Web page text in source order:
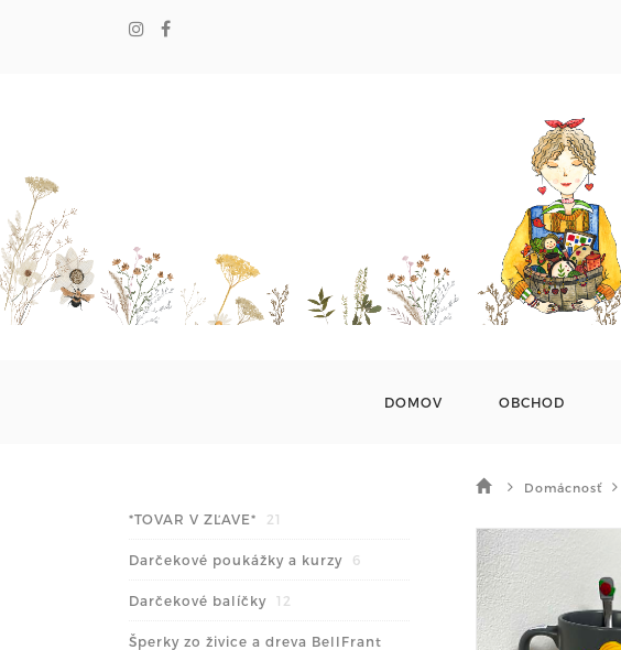
DOMOV OBCHOD
*TOVAR V ZĽAVE* 21
Darčekové poukážky a kurzy 6
Darčekové balíčky 12
Šperky zo živice a dreva BellFrant
Domácnosť